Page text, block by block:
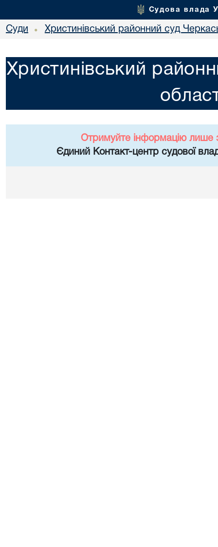
Судова влада
Суди • Христинівський районний суд
Христинівський
Отримуйте інформацію лише
Єдиний Контакт-центр судової